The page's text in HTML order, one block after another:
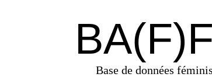
Base de données